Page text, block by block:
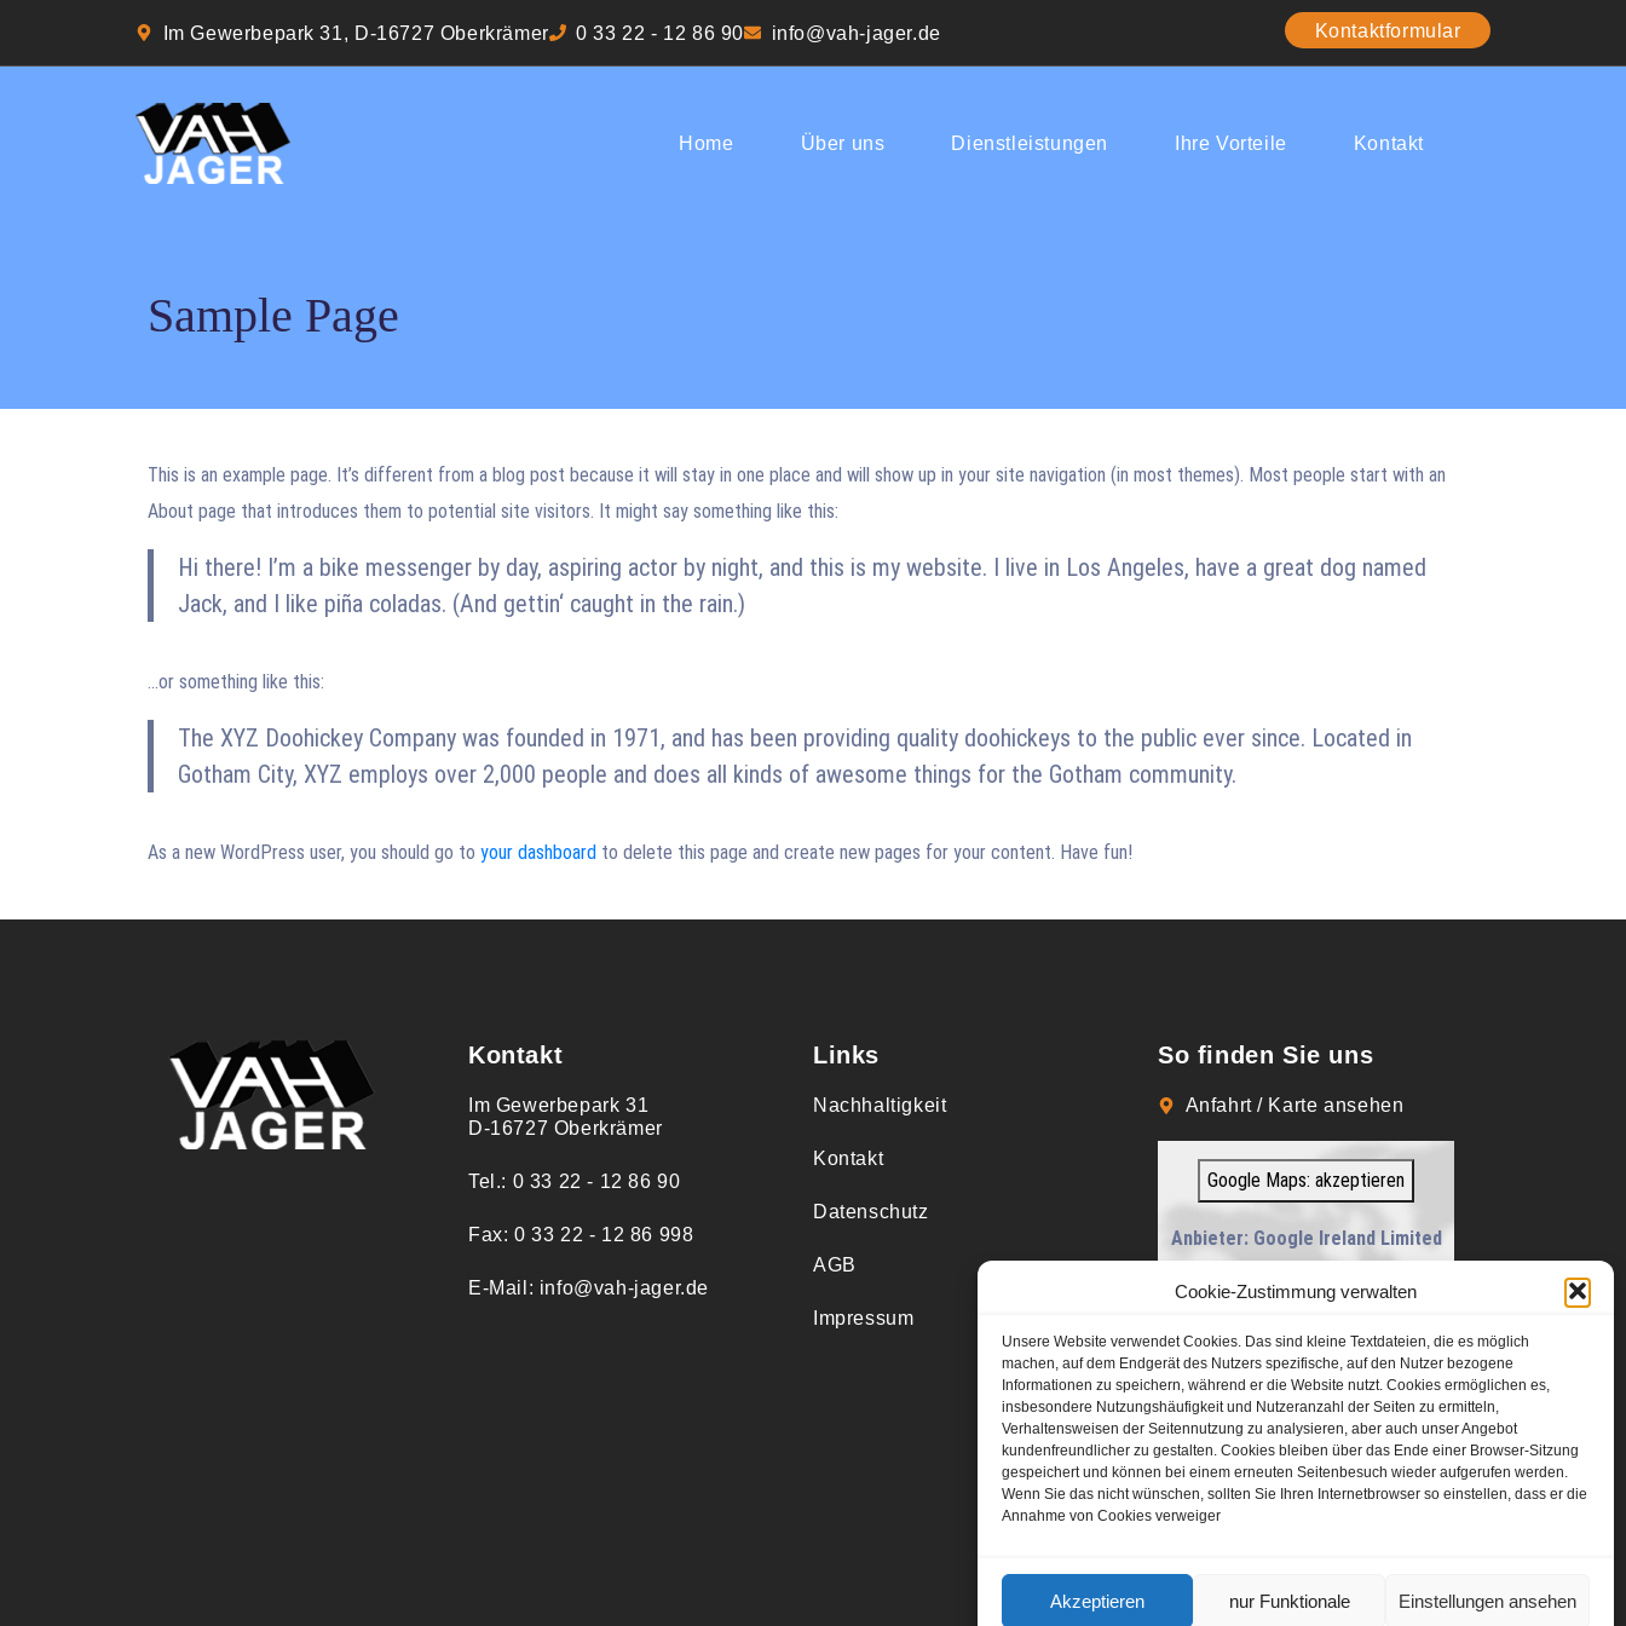
Cookie-Zustimmung verwalten
Unsere Website verwendet Cookies. Das sind kleine Textdateien, die es möglich
machen, auf dem Endgerät des Nutzers spezifische, auf den Nutzer bezogene
Informationen zu speichern, während er die Website nutzt. Cookies ermöglichen es,
insbesondere Nutzungshäufigkeit und Nutzeranzahl der Seiten zu ermitteln,
Verhaltensweisen der Seitennutzung zu analysieren, aber auch unser Angebot
kundenfreundlicher zu gestalten. Cookies bleiben über das Ende einer Browser-Sitzung
gespeichert und können bei einem erneuten Seitenbesuch wieder aufgerufen werden.
Wenn Sie das nicht wünschen, sollten Sie Ihren Internetbrowser so einstellen, dass er die
Annahme von Cookies verweiger
Akzeptieren nur Funktionale Einstellungen ansehen
Im Gewerbepark 31, D-16727 Oberkrämer 0 33 22 - 12 86 90 info@vah-jager.de Kontaktformular
Home Über uns Dienstleistungen Ihre Vorteile Kontakt
Sample Page
This is an example page. It’s different from a blog post because it will stay in one place and will show up in your site navigation (in most themes). Most people start with an
About page that introduces them to potential site visitors. It might say something like this:
Hi there! I’m a bike messenger by day, aspiring actor by night, and this is my website. I live in Los Angeles, have a great dog named
Jack, and I like piña coladas. (And gettin‘ caught in the rain.)
…or something like this:
The XYZ Doohickey Company was founded in 1971, and has been providing quality doohickeys to the public ever since. Located in
Gotham City, XYZ employs over 2,000 people and does all kinds of awesome things for the Gotham community.
As a new WordPress user, you should go to your dashboard to delete this page and create new pages for your content. Have fun!
Kontakt
Im Gewerbepark 31
D-16727 Oberkrämer
Tel.: 0 33 22 - 12 86 90
Fax: 0 33 22 - 12 86 998
E-Mail: info@vah-jager.de
Links
Nachhaltigkeit
Kontakt
Datenschutz
AGB
Impressum
So finden Sie uns
Anfahrt / Karte ansehen
Google Maps: akzeptieren
Anbieter: Google Ireland Limited
übermittelt, außerdem ist es
wahrscheinlich dass Google Daten
(z.B. Cookies) auf Ihrem Gerät
speichert.
https://policies.google.com/privacy?